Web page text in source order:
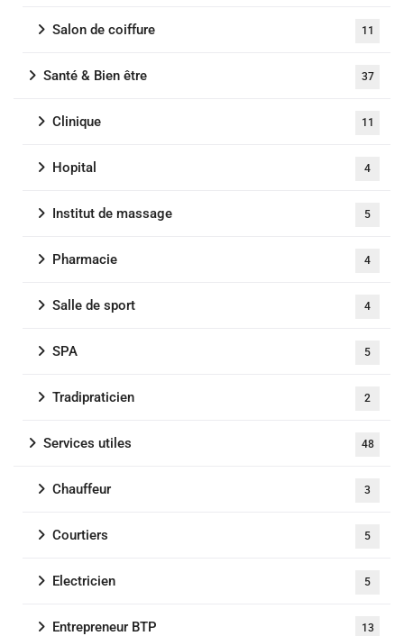
Salon de coiffure 11
Santé & Bien être 37
Clinique 11
Hopital 4
Institut de massage 5
Pharmacie 4
Salle de sport 4
SPA 5
Tradipraticien 2
Services utiles 48
Chauffeur 3
Courtiers 5
Electricien 5
Entrepreneur BTP 13